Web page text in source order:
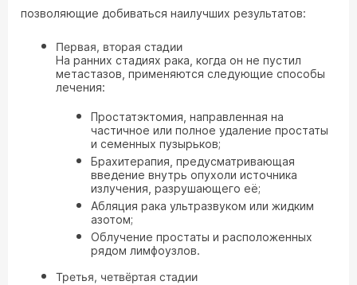
позволяющие добиваться наилучших результатов:
Первая, вторая стадии
На ранних стадиях рака, когда он не пустил
метастазов, применяются следующие способы
лечения:
Простатэктомия, направленная на
частичное или полное удаление простаты
и семенных пузырьков;
Брахитерапия, предусматривающая
введение внутрь опухоли источника
излучения, разрушающего её;
Абляция рака ультразвуком или жидким
азотом;
Облучение простаты и расположенных
рядом лимфоузлов.
Третья, четвёртая стадии